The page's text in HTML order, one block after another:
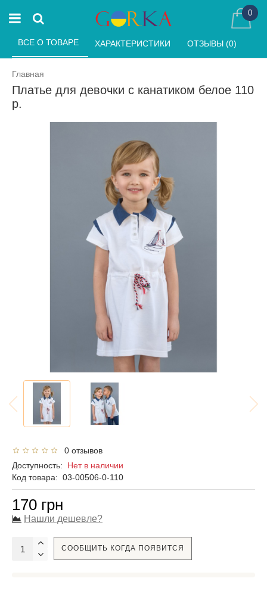
0
Главная
Платье для девочки с канатиком белое 110
р.
ВСЕ О ТОВАРЕ ХАРАКТЕРИСТИКИ ОТЗЫВЫ (0)
0 отзывов
Доступность: Нет в наличии
Код товара: 03-00506-0-110
170 грн
Нашли дешевле?
СООБЩИТЬ КОГДА ПОЯВИТСЯ